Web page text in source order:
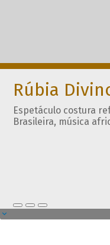
Rúbia
Espetáculo costura
Brasileira, música